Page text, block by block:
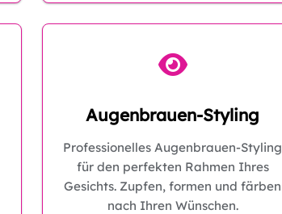
Augenbrauen-Styling
Professionelles Augenbrauen-Styling
für den perfekten Rahmen Ihres
Gesichts. Zupfen, formen und färben
nach Ihren Wünschen.